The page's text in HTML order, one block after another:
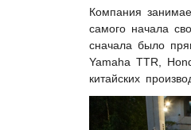
Компания
самого начала
сначала было
Yamaha TTR,
китайских